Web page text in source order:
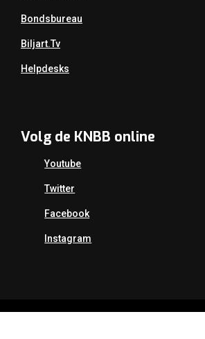
Bondsbureau
Biljart.tv
Helpdesks
Volg de KNBB online
Youtube
Twitter
Facebook
Instagram